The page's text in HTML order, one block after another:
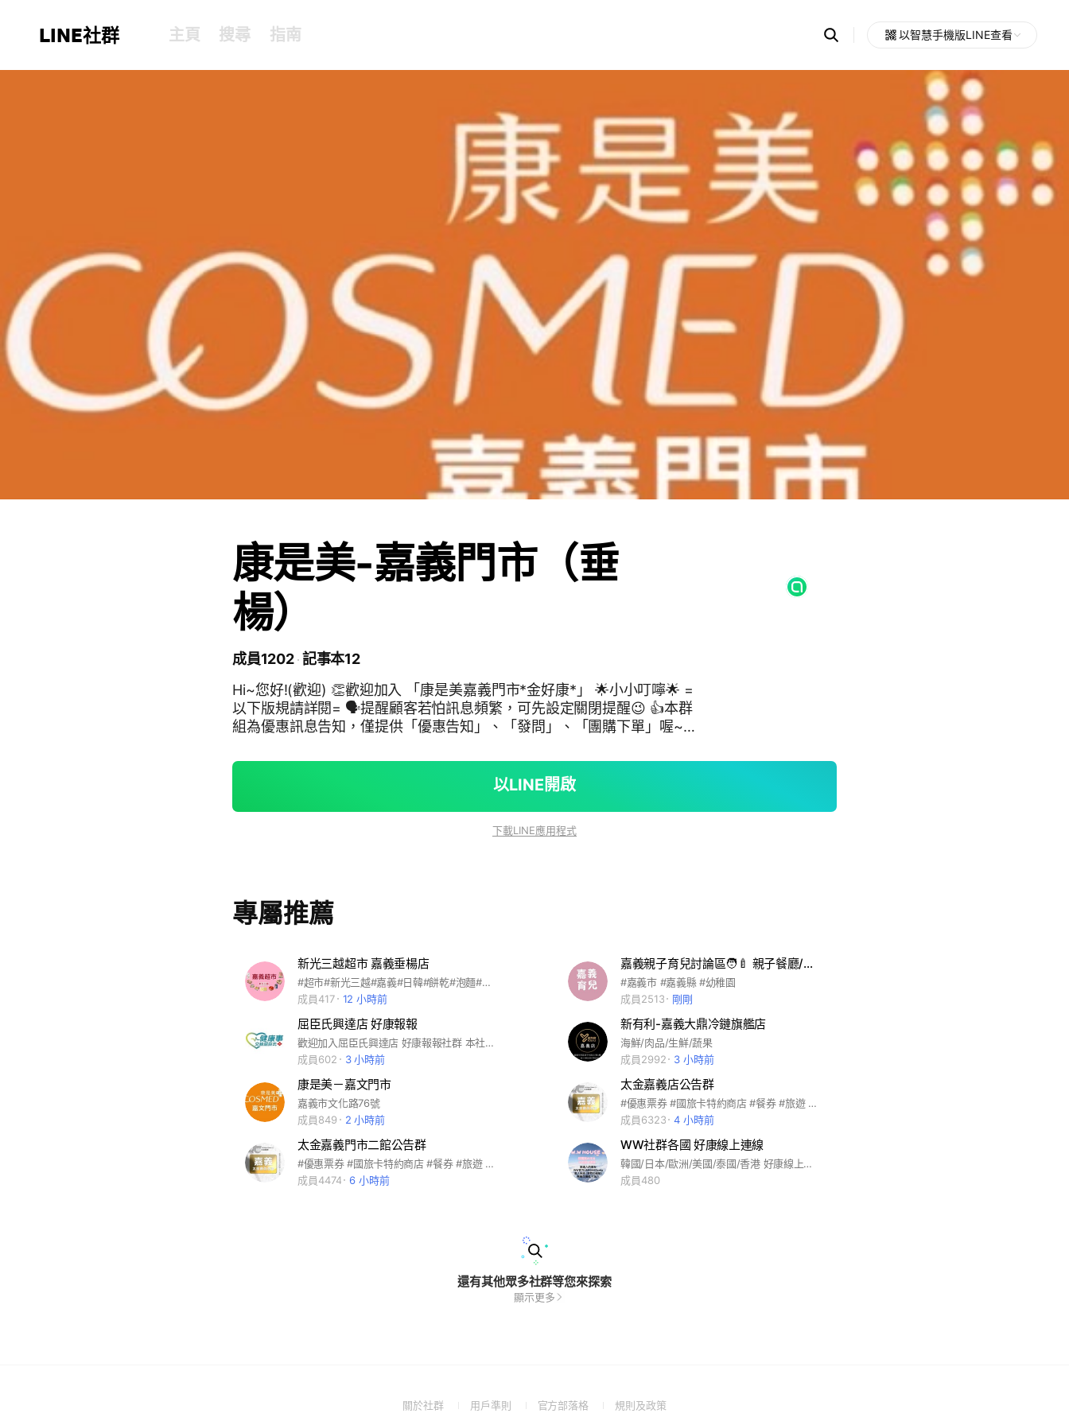
LINE社群 主頁 搜尋 指南 Search
OpenChats
messages
search
以智慧手機版LINE查看
康是美-嘉義門市（垂
楊）
成員1202 記事本12
Hi~您好!(歡迎) 👏歡迎加入 「康是美嘉義門市*金好康*」 🌟小小叮嚀🌟 =
以下版規請詳閱= 🗣提醒顧客若怕訊息頻繁，可先設定關閉提醒😉 👍本群
組為優惠訊息告知，僅提供「優惠告知」、「發問」、「團購下單」喔~
以好好休息，群組開放時間，都會為大家服務(~) ⚠️本群組不會主動或私
下通知您進行付款、款項等相關作業，也不會請您至ATM操作任何轉帳行
以LINE開啟
下載LINE應用程式
專屬推薦
新光三越超市 嘉義垂楊店
#超市#新光三越#嘉義#日韓#餅乾#泡麵#飲料#納豆#味噌#優格 🥯不定時發送新品促銷訊息 🍰提供預購 預留服務 🧂食材知識 料理交流
成員417
12 小時前
嘉義親子育兒討論區🧑‍🍼 親子餐廳/親子步道/親子飯店/親子公園/親子農場/童裝/副食
#嘉義市 #嘉義縣 #幼稚園
成員2513
剛剛
屈臣氏興達店 好康報報
歡迎加入屈臣氏興達店 好康報報社群 本社群會不定時PO出屈臣氏好康優惠訊息，以利您隨時掌握門市最新活動與促銷資訊！ 這是一個公開的社群，要麻煩大家遵守注意事項（版規）如下： 1.加入後，可點選「設定」 「關閉提醒」為避免影響大家休息，社群發送及回覆訊息時間為早上10點-晚上22點，若於時段外有任何問題，可先於社群留言，小編們看到後會盡快於服務時間內依序回覆。 2.為保障您的資訊安全，請勿於社群中透露任何個人資訊，例如：個人LINE ID、姓名、電話、電子信箱、地址、會員卡號、信用卡號等，門市人員亦不會要求您提供上述訊息或任何個人資料。 3.本社群不會主動或私下通知您進行付款、確認款項等相關交易作業，也不會請您至ATM轉帳或進行任何操作，所有交易活動均需至屈臣氏實體門市完成。 4.本社群為分享屈臣氏優惠活動專用，相關貼文或照片以門市相關活動或詢問商品為主，請大家務必遵守 LINE社群使用條款，也請留意不要於社群內討論政治、宗教、種族、性別取向等議題，並謝絕任何廣告。為維護其他人權益，屈臣氏有絕對權利保留備份或刪除包括但不限於含有上述所列內容之留言，並由社群管理員將違反LINE社群使用條款及上述注意事項之使用者退出社群，謝謝大家配合！ 有任何商品或活動優惠訊息歡迎提問喔！ 因小編主要工作為門市服務，可能無法於第一時間回覆訊息，還請大家多多包涵！ 門市電話： 門市營業時間：10:00~22:00 門市地址：嘉義市 屈臣氏興達店歡迎您的加入！ #屈臣氏 #興達店 #Watsons
成員602
3 小時前
新有利-嘉義大鼎冷鏈旗艦店
海鮮/肉品/生鮮/蔬果
成員2992
3 小時前
康是美－嘉文門市
嘉義市文化路76號
成員849
2 小時前
太金嘉義店公告群
#優惠票券 #國旅卡特約商店 #餐券 #旅遊 #全台美食 #王品系列 #萬豪酒店 #饗食天堂 #海港系列 #吃喝玩樂 #住宿券 #各大樂園 #飯店 #連鎖餐飲 #家樂福禮券 #7-11商品卡 #離島旅遊 #國內旅遊 #機票 #船票 #小琉球 #團媽合作 #親子同樂 #電子券 #實體通路 #代訂房 #船票 #自由行 #客製化旅遊 #簽證 #KOL合作 #多元支付 #全球網卡 #即買即用 #團購 #公司行號 #職工福委 #員工聚餐 #自助餐 #福利
成員6323
4 小時前
太金嘉義門市二館公告群
#優惠票券 #國旅卡特約商店 #餐券 #旅遊 #全台美食 #王品系列 #萬豪酒店 #饗食天堂 #海港系列 #吃喝玩樂 #住宿券 #各大樂園 #飯店 #連鎖餐飲 #家樂福禮券 #7-11商品卡 #離島旅遊 #國內旅遊 #機票 #船票 #小琉球 #團媽合作 #親子同樂 #電子券 #實體通路 #便宜 #國旅卡特約商店
成員4474
6 小時前
WW社群各國 好康線上連線
韓國/日本/歐洲/美國/泰國/香港 好康線上連線 入群前 敲一下WW官方LINE 客服會給系統登入會員ID 暱稱改會員編號 即可加入社群 WW官方LINE ID @661jcrda
成員480
還有其他眾多社群等您來探索
顯示更多
關於社群
(Open用戶準則
(Open官方部落格
(Open規則及政策(Open